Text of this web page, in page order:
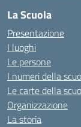
La Scuola
Presentazione
I luoghi
Le persone
I numeri della
Le carte della
Organizzazione
La storia